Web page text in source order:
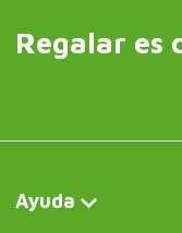
Regalar es
Ayuda